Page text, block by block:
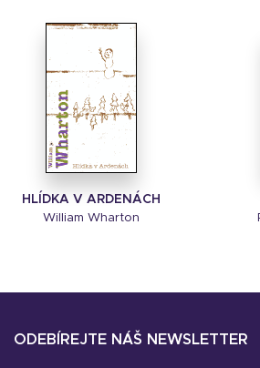
HLÍDKA V ARDENÁCH
William Wharton
ODEBÍREJTE NÁŠ NEWSLETTER